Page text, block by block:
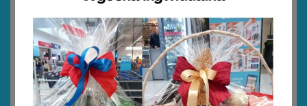
Jajka faszerowane